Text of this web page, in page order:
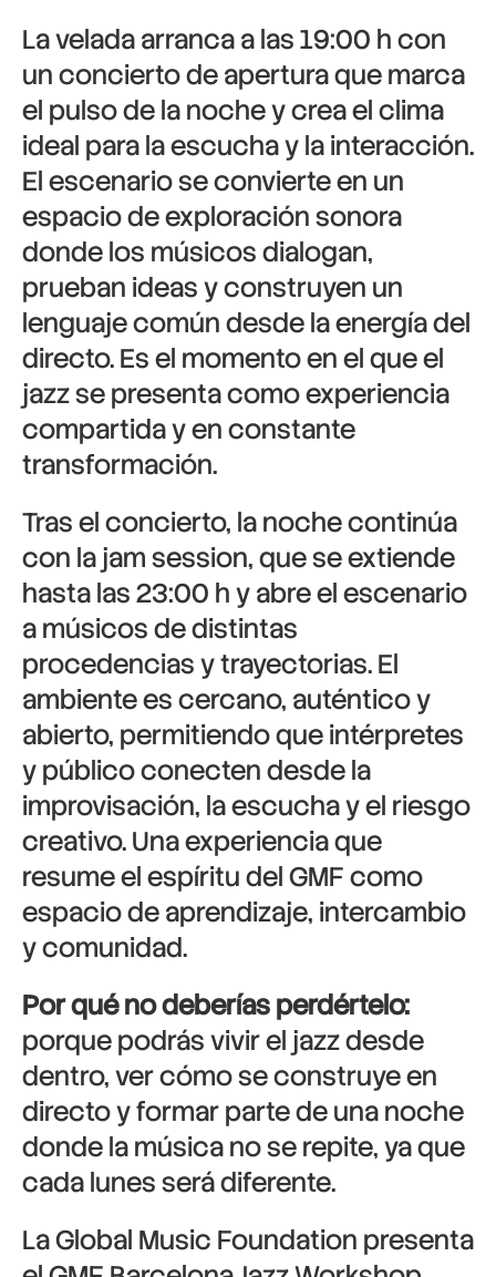
La velada arranca a las 19:00 h con
un concierto de apertura que marca
el pulso de la noche y crea el clima
ideal para la escucha y la interacción.
El escenario se convierte en un
espacio de exploración sonora
donde los músicos dialogan,
prueban ideas y construyen un
lenguaje común desde la energía del
directo. Es el momento en el que el
jazz se presenta como experiencia
compartida y en constante
transformación.
Tras el concierto, la noche continúa
con la jam session, que se extiende
hasta las 23:00 h y abre el escenario
a músicos de distintas
procedencias y trayectorias. El
ambiente es cercano, auténtico y
abierto, permitiendo que intérpretes
y público conecten desde la
improvisación, la escucha y el riesgo
creativo. Una experiencia que
resume el espíritu del GMF como
espacio de aprendizaje, intercambio
y comunidad.
Por qué no deberías perdértelo:
porque podrás vivir el jazz desde
dentro, ver cómo se construye en
directo y formar parte de una noche
donde la música no se repite, ya que
cada lunes será diferente.
LaGlobal Music Foundation presenta